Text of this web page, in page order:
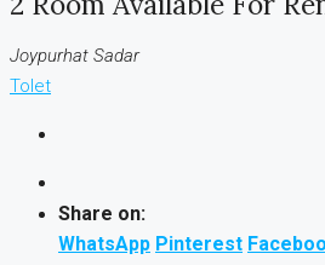
Joypurhat Sadar
Tolet
Share on:
WhatsApp Pinterest